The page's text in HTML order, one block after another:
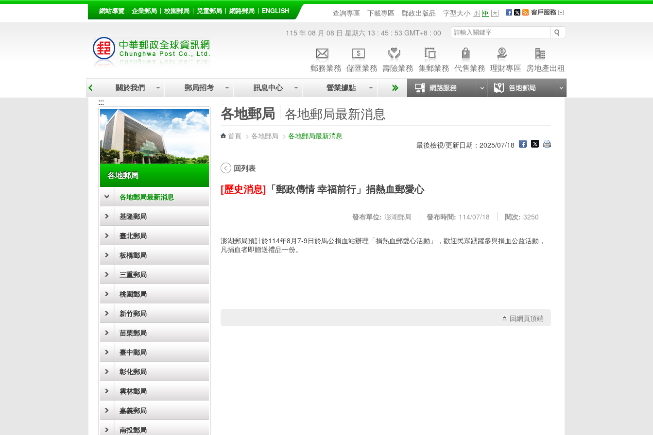
::: 網站導覽 企業郵局 校園郵局 兒童郵局 網路郵局 ENGLISH 查詢專區 下載專區 郵政出版品 字型大小
115 年 08 月 08 日 星期六 13 : 45 : 53 GMT+8 : 00
郵務業務 儲匯業務 壽險業務 集郵業務 代售業務 理財專區 房地產出租
關於我們 郵局招考 訊息中心 營業據點
:::
各地郵局
各地郵局最新消息
基隆郵局
臺北郵局
板橋郵局
三重郵局
桃園郵局
新竹郵局
苗栗郵局
臺中郵局
彰化郵局
雲林郵局
嘉義郵局
南投郵局
各地郵局 各地郵局最新消息
首頁 > 各地郵局 > 各地郵局最新消息
最後檢視/更新日期：2025/07/18
回列表
[歷史消息] 「郵政傳情 幸福前行」捐熱血郵愛心
發布單位: 澎湖郵局 發布時間: 114/07/18 閱次: 3250
澎湖郵局預計於114年8月7-9日於馬公捐血站辦理「捐熱血郵愛心活動」，歡迎民眾踴躍參與捐血公益活動，
凡捐血者即贈送禮品一份。
回網頁頂端